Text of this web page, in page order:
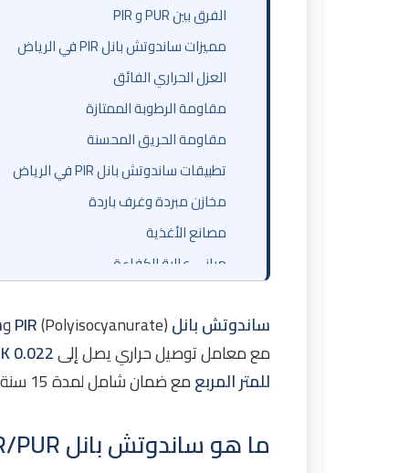
الفرق بين PUR و PIR
مميزات ساندوتش بانل PIR في الرياض
العزل الحراري الفائق
مقاومة الرطوبة الممتازة
مقاومة الحريق المحسنة
تطبيقات ساندوتش بانل PIR في الرياض
مخازن مبردة وغرف باردة
مصانع الأغذية
مباني عالية الكفاءة
أسعار ساندوتش بانل PIR في الرياض 2026
دراسات حالة: مشاريع ساندوتش بانل PIR منفذة
مشروع مخزن مبرد للأدوية - المنطقة
مقارنة PIR مع EPS
ساندوتش بانل PIR(Polyisocyanurate) و
مع معامل توصيل حراري يصل إلى0.022 W/m.K
للمتر المربعمع ضمان شامل لمدة 15 سنة.
ما هو ساندوتش بانل PIR/PUR؟